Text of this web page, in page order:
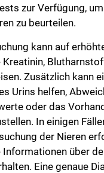
zur Verfügung,
zu beurteilen.
kann auf
Zusätzlich kann
Urins helfen,
oder das
In einigen
der Nieren
Informationen über
Eine genaue